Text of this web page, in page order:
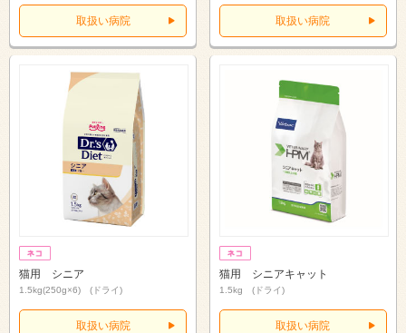
取扱い病院 取扱い病院
猫用 シニア
1.5kg(250g×6) (ドライ)
取扱い病院
猫用 シニアキャット
1.5kg (ドライ)
取扱い病院